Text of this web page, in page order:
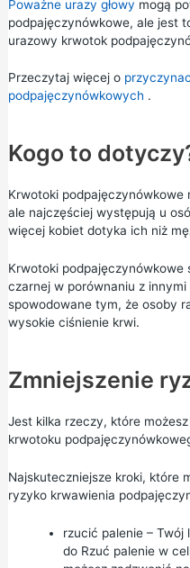
Poważne urazy głowy mogą
podpajęczynówkowe, ale jest
urazowy krwotok
Przeczytaj więcej o
podpajęczynówkowych .
Kogo to
Krwotoki
ale najczęściej występują u
więcej kobiet dotyka ich niż
Krwotoki podpajęczynówkowe
czarnej w porównaniu z
spowodowane tym, że osoby
wysokie ciśnienie krwi.
Zmniejszenie
Jest kilka rzeczy, które
krwotoku
Najskuteczniejsze kroki, które
ryzyko krwawienia
rzucić palenie– Twój
do Rzuć palenie w